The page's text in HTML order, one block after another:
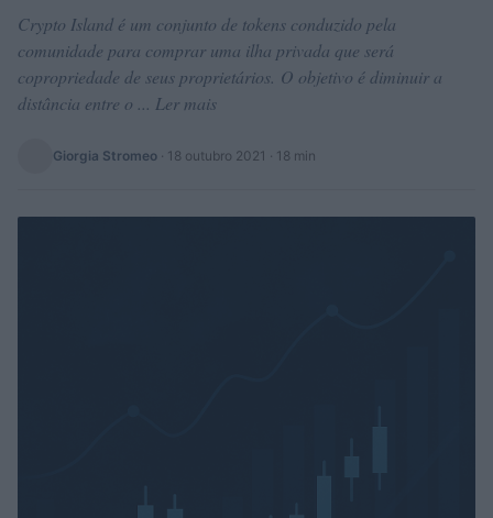
Crypto Island é um conjunto de tokens conduzido pela
comunidade para comprar uma ilha privada que será
copropriedade de seus proprietários. O objetivo é diminuir a
distância entre o ... Ler mais
Giorgia Stromeo · 18 outubro 2021 · 18 min